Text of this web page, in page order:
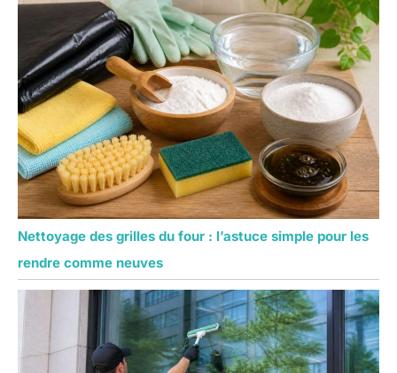
Nettoyage des grilles du four : l’astuce simple pour les
rendre comme neuves